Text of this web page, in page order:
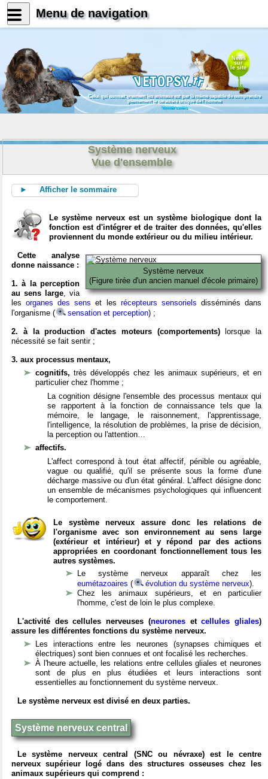
News
sur
le site
Celui qui connait vraiment les animaux est par là même capable de comprendre
pleinement le caractère unique de l'homme
Konrad Lorenz
Système nerveux
Vue d'ensemble
► Afficher le sommaire
Le système nerveux est un système biologique dont la
fonction est d'intégrer et de traiter des données, qu'elles
proviennent du monde extérieur ou du milieu intérieur.
Système nerveux
(Figure tirée d'un ancien manuel d'école primaire)
Cette analyse
donne naissance :
1. à la perception
au sens large, via
lesorganes des sens et les récepteurs sensoriels disséminés dans
l'organisme (
sensation et perception) ;
2. à la production d'actes moteurs (comportements)lorsque la
nécessité se fait sentir ;
3. aux processus mentaux,
cognitifs,très développés chez les animaux supérieurs, et en
particulier chez l'homme ;
La cognition désigne l'ensemble des processus mentaux qui
se rapportent à la fonction de connaissance tels que la
mémoire, le langage, le raisonnement, l'apprentissage,
l'intelligence, la résolution de problèmes, la prise de décision,
la perception ou l'attention…
affectifs.
L'affect correspond à tout état affectif, pénible ou agréable,
vague ou qualifié, qu'il se présente sous la forme d'une
décharge massive ou d'un état général. L'affect désigne donc
un ensemble de mécanismes psychologiques qui influencent
le comportement.
Le système nerveux assure donc les relations de
l'organisme avec son environnement au sens large
(extérieur et intérieur) et y répond par des actions
appropriées en coordonant fonctionnellement tous les
autres systèmes.
Le système nerveux apparaît chez les
eumétazoaires ( évolution du système nerveux).
Chez les animaux supérieurs, et en particulier
l'homme, c'est de loin le plus complexe.
L'activité des cellules nerveuses (neuronesetcellules gliales)
assure les différentes fonctions du système nerveux.
Les interactions entre les neurones (synapses chimiques et
électriques) sont bien connues et ont focalisé les recherches.
À l'heure actuelle, les relations entre cellules gliales et neurones
sont de plus en plus étudiées et leurs interactions sont
essentielles au fonctionnement du système nerveux.
Le système nerveux est divisé en deux parties.
Système nerveux central
Le système nerveux central (SNC ou névraxe) est le centre
nerveux supérieur logé dans des structures osseuses chez les
animaux supérieurs qui comprend :
Menu de navigation